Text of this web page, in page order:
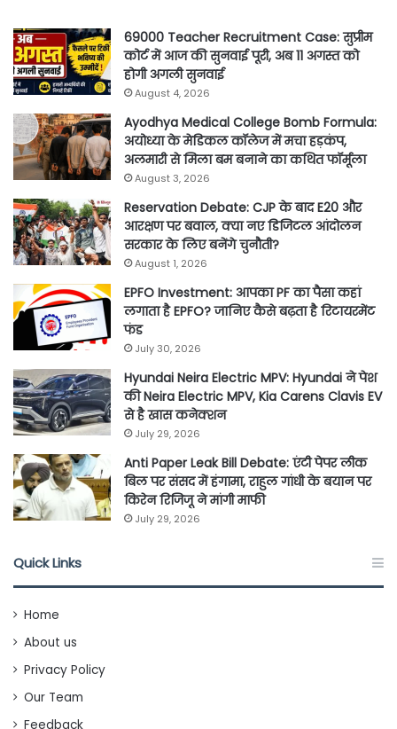
69000 Teacher Recruitment Case: सुप्रीम
कोर्ट में आज की सुनवाई पूरी, अब 11 अगस्त को
होगी अगली सुनवाई
August 4, 2026
Ayodhya Medical College Bomb Formula:
अयोध्या के मेडिकल कॉलेज में मचा हड़कंप,
अलमारी से मिला बम बनाने का कथित फॉर्मूला
August 3, 2026
Reservation Debate: CJP के बाद E20 और
आरक्षण पर बवाल, क्या नए डिजिटल आंदोलन
सरकार के लिए बनेंगे चुनौती?
August 1, 2026
EPFO Investment: आपका PF का पैसा कहां
लगाता है EPFO? जानिए कैसे बढ़ता है रिटायरमेंट
फंड
July 30, 2026
Hyundai Neira Electric MPV: Hyundai ने पेश
की Neira Electric MPV, Kia Carens Clavis EV
से है खास कनेक्शन
July 29, 2026
Anti Paper Leak Bill Debate: एंटी पेपर लीक
बिल पर संसद में हंगामा, राहुल गांधी के बयान पर
किरेन रिजिजू ने मांगी माफी
July 29, 2026
Quick Links
Home
About us
Privacy Policy
Our Team
Feedback